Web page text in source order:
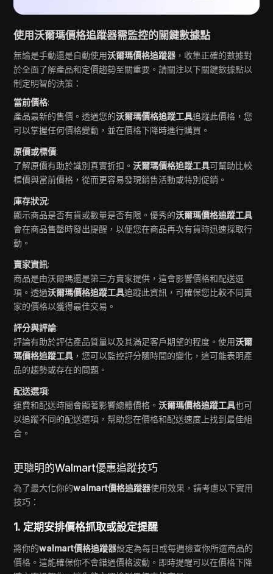
使用沃爾瑪價格追蹤器需監控的關鍵數據點
無論是手動還是自動使用沃爾瑪價格追蹤器 ，收集正確的數據對
於全面了解產品和定價趨勢至關重要。請關注以下關鍵數據點以
制定明智的決策：
當前價格:
產品最新的售價。透過您的沃爾瑪價格追蹤工具追蹤此價格，您
可以掌握任何價格變動，並在價格下降時進行購買。
原價或標價:
了解原價有助於識別真實折扣。沃爾瑪價格追蹤工具可幫助比較
標價與當前價格，從而更容易發現銷售活動或特別促銷。
庫存狀況:
顯示商品是否有貨或數量是否有限。優秀的沃爾瑪價格追蹤工具
會在商品售罄時發出提醒，以便您在商品再次有貨時迅速採取行
動。
賣家資訊:
商品是由沃爾瑪還是第三方賣家提供，這會影響價格和配送選
項。透過沃爾瑪價格追蹤工具追蹤此資訊，可確保您比較不同賣
家的價格以獲得最佳交易。
評分與評論:
評論有助於評估產品質量以及其滿足客戶期望的程度。使用沃爾
瑪價格追蹤工具 ，您可以監控評分隨時間的變化，這可能表明產
品的趨勢或存在的問題。
配送選項:
運費和配送時間會顯著影響總體價格。沃爾瑪價格追蹤工具也可
以追蹤不同的配送選項，幫助您在價格和配送速度上找到最佳組
合。
更聰明的Walmart優惠追蹤技巧
為了最大化你的walmart價格追蹤器使用效果，請考慮以下實用
技巧：
1. 定期安排價格抓取或設定提醒
將你的walmart價格追蹤器設定為每日或每週檢查你所選商品的
價格。這能確保你不會錯過價格波動。即時提醒可以在價格下降